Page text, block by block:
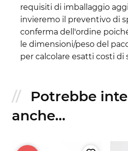
requisiti di imballaggio
invieremo il preventivo di
conferma dell'ordine
le dimensioni/peso del
per calcolare esatti costi di
Potrebbe
anche...